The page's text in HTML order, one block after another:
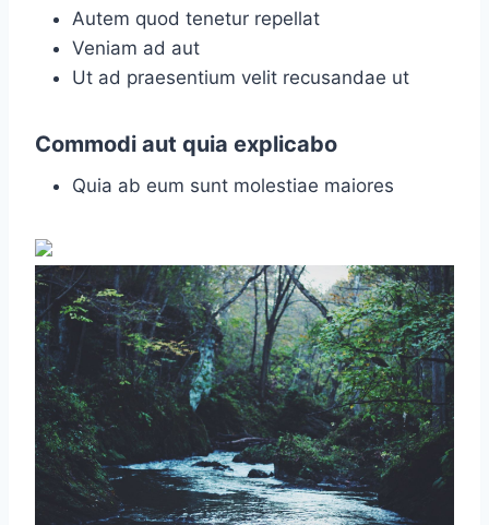
Autem quod tenetur repellat
Veniam ad aut
Ut ad praesentium velit recusandae ut
Commodi aut quia explicabo
Quia ab eum sunt molestiae maiores